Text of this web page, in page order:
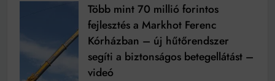
Több mint 70 millió forintos
fejlesztés a Markhot Ferenc
Kórházban – új hűtőrendszer
segíti a biztonságos betegellátást –
videó